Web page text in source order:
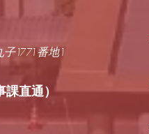
1771番地1
課直通）